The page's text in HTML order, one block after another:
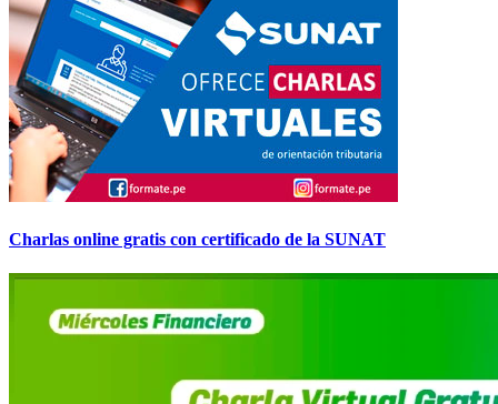
Charlas online gratis con certificado de la SUNAT